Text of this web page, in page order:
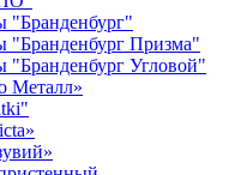
"Бранденбург"
"Бранденбург Призма"
Угловой"
Металл»